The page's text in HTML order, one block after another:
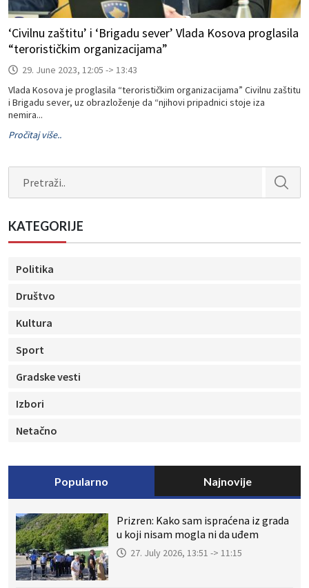
‘Civilnu zaštitu’ i ‘Brigadu sever’ Vlada Kosova proglasila
“terorističkim organizacijama”
29. June 2023, 12:05 -> 13:43
Vlada Kosova je proglasila “terorističkim organizacijama” Civilnu zaštitu
i Brigadu sever, uz obrazloženje da “njihovi pripadnici stoje iza
nemira...
Pročitaj više..
KATEGORIJE
Politika
Društvo
Kultura
Sport
Gradske vesti
Izbori
Netačno
Popularno Najnovije
Prizren: Kako sam ispraćena iz grada
u koji nisam mogla ni da uđem
27. July 2026, 13:51 -> 11:15